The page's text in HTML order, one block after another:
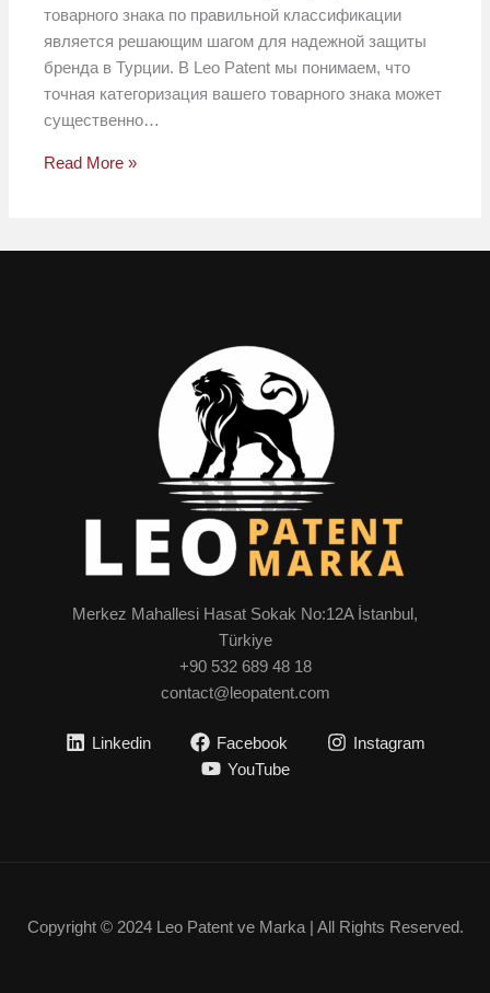
товарного знака по правильной классификации
является решающим шагом для надежной защиты
бренда в Турции. В Leo Patent мы понимаем, что
точная категоризация вашего товарного знака может
существенно…
Read More »
Merkez Mahallesi Hasat Sokak No:12A İstanbul,
Türkiye
+90 532 689 48 18
contact@leopatent.com
Linkedin Facebook
Instagram
YouTube
Copyright © 2024 Leo Patent ve Marka | All Rights Reserved.